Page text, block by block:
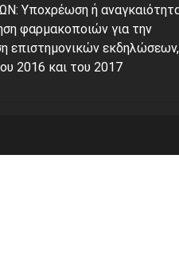
Υποχρέωση ή
φαρμακοποιών για την
επιστημονικών εκδηλώσεων,
2016 και του 2017